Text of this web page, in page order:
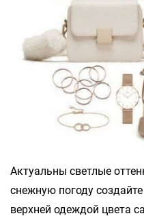
Актуальны светлые
снежную погоду
верхней одеждой цвета